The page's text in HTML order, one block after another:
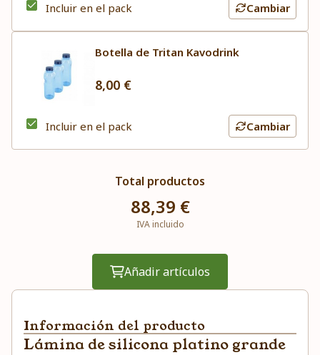
Incluir en el pack Cambiar
Botella de Tritan Kavodrink
8,00 €
Incluir en el pack Cambiar
Total productos
88,39 €
IVA incluido
Añadir artículos
Información del producto
Lámina de silicona platino grande